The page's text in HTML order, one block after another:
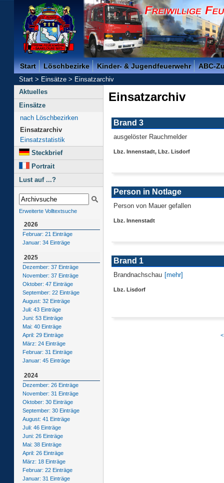
Freiwillige Feuerwehr der Kreisstadt Saarlouis -
Start Löschbezirke Kinder- & Jugendfeuerwehr ABC-
Start>Einsätze>Einsatzarchiv
Aktuelles
Einsätze
nach Löschbezirken
Einsatzarchiv
Einsatzstatistik
Steckbrief
Portrait
Lust auf ...?
Erweiterte Volltextsuche
2026
Februar: 21 Einträge
Januar: 34 Einträge
2025
Dezember: 37 Einträge
November: 37 Einträge
Oktober: 47 Einträge
September: 22 Einträge
August: 32 Einträge
Juli: 43 Einträge
Juni: 53 Einträge
Mai: 40 Einträge
April: 29 Einträge
März: 24 Einträge
Februar: 31 Einträge
Januar: 45 Einträge
2024
Dezember: 26 Einträge
November: 31 Einträge
Oktober: 30 Einträge
September: 30 Einträge
August: 41 Einträge
Juli: 46 Einträge
Juni: 26 Einträge
Mai: 38 Einträge
April: 26 Einträge
März: 18 Einträge
Februar: 22 Einträge
Januar: 31 Einträge
Einsatzarchiv
Brand 3
ausgelöster Rauchmelder
Lbz. Innenstadt, Lbz. Lisdorf
Person in Notlage
Person von Mauer gefallen
Lbz. Innenstadt
Brand 1
Brandnachschau [mehr]
Lbz. Lisdorf